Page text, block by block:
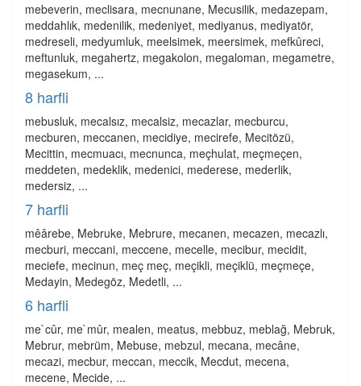
mebeverin, meclisara, mecnunane, Mecusilik, medazepam,
meddahlık, medenilik, medeniyet, mediyanus, mediyatör,
medreseli, medyumluk, meelsimek, meersimek, mefkûreci,
meftunluk, megahertz, megakolon, megaloman, megametre,
megasekum, ...
8 harfli
mebusluk, mecalsız, mecalsiz, mecazlar, mecburcu,
mecburen, meccanen, mecidiye, mecirefe, Mecitözü,
Mecittin, mecmuacı, mecnunca, meçhulat, meçmeçen,
meddeten, medeklik, medenici, mederese, mederlik,
medersiz, ...
7 harfli
mêârebe, Mebruke, Mebrure, mecanen, mecazen, mecazlı,
mecburi, meccani, meccene, mecelle, mecibur, mecidit,
meciefe, mecinun, meç meç, meçikli, meçiklü, meçmeçe,
Medayin, Medegöz, Medetli, ...
6 harfli
me`cûr, me`mûr, mealen, meatus, mebbuz, meblağ, Mebruk,
Mebrur, mebrüm, Mebuse, mebzul, mecana, mecâne,
mecazi, mecbur, meccan, meccik, Mecdut, mecena,
mecene, Mecide, ...